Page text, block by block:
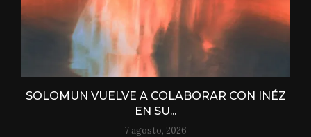
SOLOMUN VUELVE A COLABORAR CON INÉZ
EN SU...
7 agosto, 2026